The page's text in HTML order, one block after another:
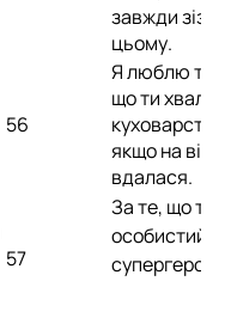
завжди
цьому.
56
Я люблю
що ти
якщо на
вдалася.
57
За те, що ти
особистий
супергерой.